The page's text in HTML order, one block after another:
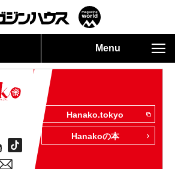
Menu
Hanako.tokyo
Hanakoの本